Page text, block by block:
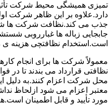
تمیزی همیشگی محیط شرکت
دارد.علاوه بر این ظاهر شرکت
جذب می کند.نظافت شرکت
جابجایی زباله ها غبارروبی
است.استخدام نظافتچی هزینه ی
معمولاً شرکت ها برای انجام
نظافتی قرارداد می بندند تا
محل شرکت اعزام کنند.به دلیل
معتبر اعزام می شود ازلحاظ
مورد تأیید و قابل اطمینان